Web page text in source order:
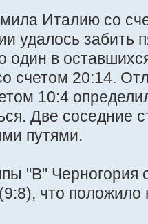
Италию со
удалось забить
один в
счетом 20:14.
10:4
Две
путями.
"В"
что положило